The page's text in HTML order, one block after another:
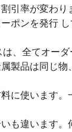
引率が変わり
ポンを発行
、全てオー
製品は同じ物
に使います。
も違います。